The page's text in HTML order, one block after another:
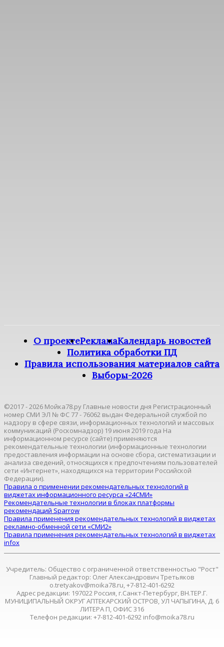
О проектеРекламаКалендарь новостей
Политика обработки ПД
Правила использования материалов сайта
Выборы-2026
©2017 - 2026 Мойка78.ру Главные новости дня Регистрационный
номер СМИ ЭЛ № ФС 77 - 76062 выдан Федеральной службой по
надзору в сфере связи, информационных технологий и массовых
коммуникаций (Роскомнадзор) 19 июня 2019 года На
информационном ресурсе (сайте) применяются
рекомендательные технологии (информационные технологии
предоставления информации на основе сбора, систематизации и
анализа сведений, относящихся к предпочтениям пользователей
сети «Интернет», находящихся на территории Российской
Федерации).
Правила о применении рекомендательных технологий в
виджетах информационного ресурса «24СМИ»
Рекомендательные технологии в блоках платформы
рекомендаций Sparrow
Правила применения рекомендательных технологий в виджетах
рекламно-обменной сети «СМИ2»
Правила применения рекомендательных технологий в виджетах
infox
Учредитель: Общество с ограниченной ответственностью "Рост"
Главный редактор: Олег Александрович Третьяков
o.tretyakov@moika78.ru, +7-812-401-6292
Адрес редакции: 197022 Россия, г.Санкт-Петербург, ВН.ТЕР.Г.
МУНИЦИПАЛЬНЫЙ ОКРУГ АПТЕКАРСКИЙ ОСТРОВ, УЛ ЧАПЫГИНА, Д. 6
ЛИТЕРА П, ОФИС 316
Телефон редакции: +7-812-401-6292 info@moika78.ru